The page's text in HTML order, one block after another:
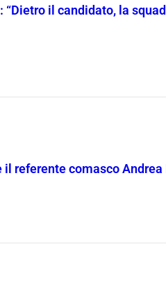
il candidato, la
referente comasco Andrea